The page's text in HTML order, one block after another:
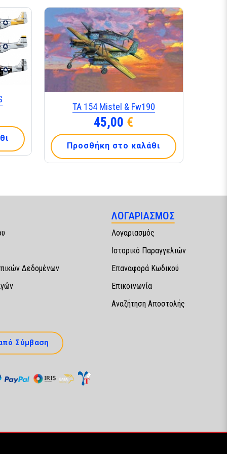
TA 154 Mistel & Fw190
45,00 €
Προσθήκη στο καλάθι
Δεδομένων
ΛΟΓΑΡΙΑΣΜΟΣ
Λογαριασμός
Ιστορικό Παραγγελιών
Επαναφορά Κωδικού
Επικοινωνία
Αναζήτηση Αποστολής
Σύμβαση